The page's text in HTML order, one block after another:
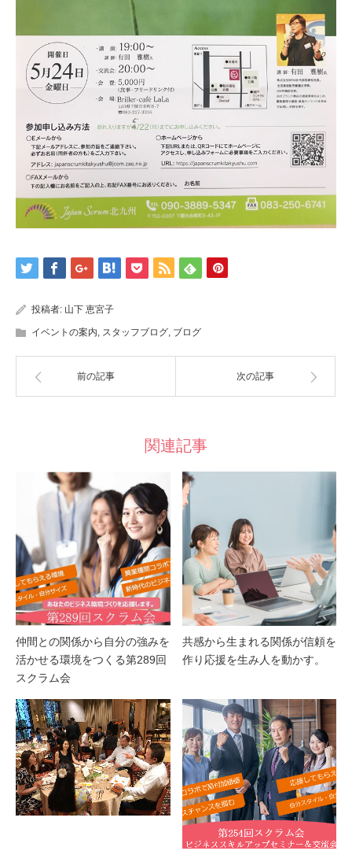
投稿者: 山下 恵宮子
イベントの案内 スタッフブログ ブログ
前の記事 次の記事
関連記事
仲間との関係から自分の強みを
活かせる環境をつくる第289回
スクラム会
共感から生まれる関係が信頼を
作り応援を生み人を動かす。